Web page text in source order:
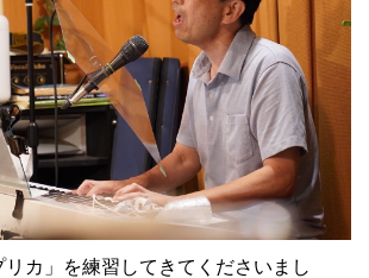
」を練習してきてくださいまし